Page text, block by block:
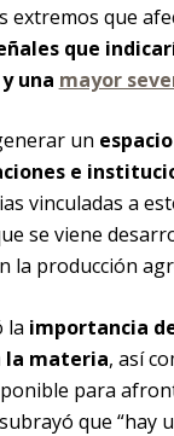
extremos que
que
una mayor
un
e
vinculadas a
se viene
la producción
la importancia
la materia, así
para
que